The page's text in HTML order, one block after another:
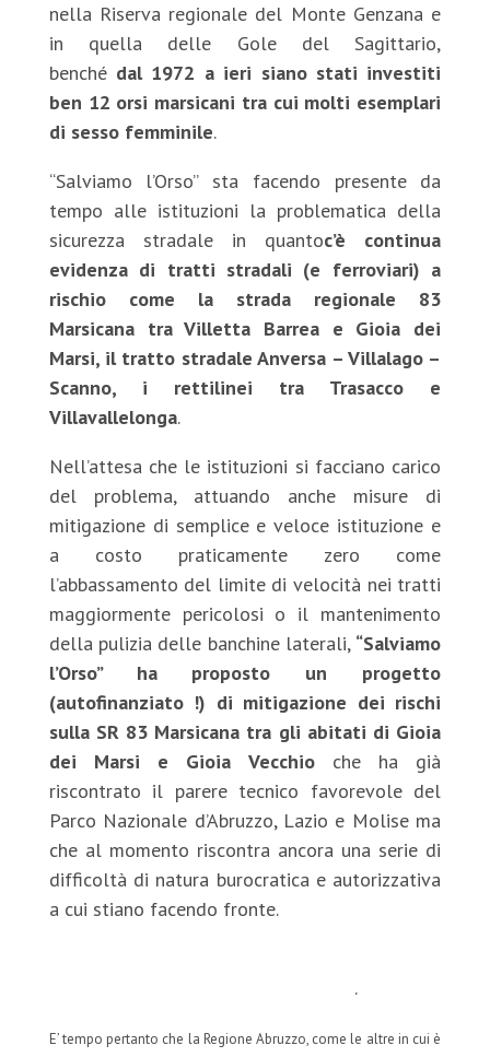
nella Riserva regionale del Monte Genzana e
in quella delle Gole del Sagittario,
benché dal 1972 a ieri siano stati investiti
ben 12 orsi marsicani tra cui molti esemplari
di sesso femminile.
“Salviamo l’Orso” sta facendo presente da
tempo alle istituzioni la problematica della
sicurezza stradale in quantoc’è continua
evidenza di tratti stradali (e ferroviari) a
rischio come la strada regionale 83
Marsicana tra Villetta Barrea e Gioia dei
Marsi, il tratto stradale Anversa – Villalago –
Scanno, i rettilinei tra Trasacco e
Villavallelonga.
Nell’attesa che le istituzioni si facciano carico
del problema, attuando anche misure di
mitigazione di semplice e veloce istituzione e
a costo praticamente zero come
l’abbassamento del limite di velocità nei tratti
maggiormente pericolosi o il mantenimento
della pulizia delle banchine laterali, “Salviamo
l’Orso” ha proposto un progetto
(autofinanziato !) di mitigazione dei rischi
sulla SR 83 Marsicana tra gli abitati di Gioia
dei Marsi e Gioia Vecchio che ha già
riscontrato il parere tecnico favorevole del
Parco Nazionale d’Abruzzo, Lazio e Molise ma
che al momento riscontra ancora una serie di
difficoltà di natura burocratica e autorizzativa
a cui stiano facendo fronte.
.
E’ tempo pertanto che la Regione Abruzzo, come le altre in cui è